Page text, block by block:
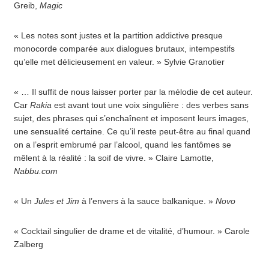
Greib, Magic
« Les notes sont justes et la partition addictive presque
monocorde comparée aux dialogues brutaux, intempestifs
qu’elle met délicieusement en valeur. » Sylvie Granotier
« … Il suffit de nous laisser porter par la mélodie de cet auteur.
Car Rakia est avant tout une voix singulière : des verbes sans
sujet, des phrases qui s’enchaînent et imposent leurs images,
une sensualité certaine. Ce qu’il reste peut-être au final quand
on a l’esprit embrumé par l’alcool, quand les fantômes se
mêlent à la réalité : la soif de vivre. » Claire Lamotte,
Nabbu.com
« Un Jules et Jim à l’envers à la sauce balkanique. » Novo
« Cocktail singulier de drame et de vitalité, d’humour. » Carole
Zalberg